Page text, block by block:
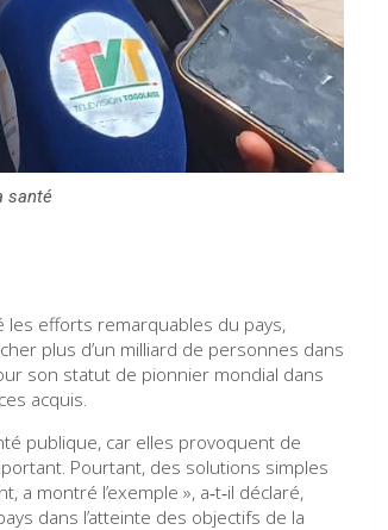
santé
les efforts remarquables du pays,
plus d’un milliard de personnes dans
son statut de pionnier mondial dans
acquis.
publique, car elles provoquent de
Pourtant, des solutions simples
montré l’exemple », a‑t‑il déclaré,
dans l’atteinte des objectifs de la